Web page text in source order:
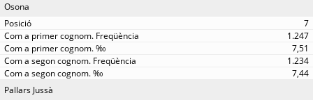
Osona
7
1.247
7,51
1.234
7,44
Pallars Jussà